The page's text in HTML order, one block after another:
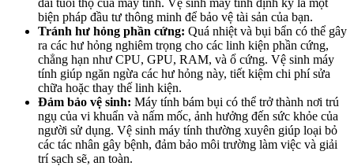
dài tuổi thọ của máy tính. Vệ sinh máy tính định kỳ là một
biện pháp đầu tư thông minh để bảo vệ tài sản của bạn.
Tránh hư hỏng phần cứng: Quá nhiệt và bụi bẩn có thể gây
ra các hư hỏng nghiêm trọng cho các linh kiện phần cứng,
chẳng hạn như CPU, GPU, RAM, và ổ cứng. Vệ sinh máy
tính giúp ngăn ngừa các hư hỏng này, tiết kiệm chi phí sửa
chữa hoặc thay thế linh kiện.
Đảm bảo vệ sinh: Máy tính bám bụi có thể trở thành nơi trú
ngụ của vi khuẩn và nấm mốc, ảnh hưởng đến sức khỏe của
người sử dụng. Vệ sinh máy tính thường xuyên giúp loại bỏ
các tác nhân gây bệnh, đảm bảo môi trường làm việc và giải
trí sạch sẽ, an toàn.